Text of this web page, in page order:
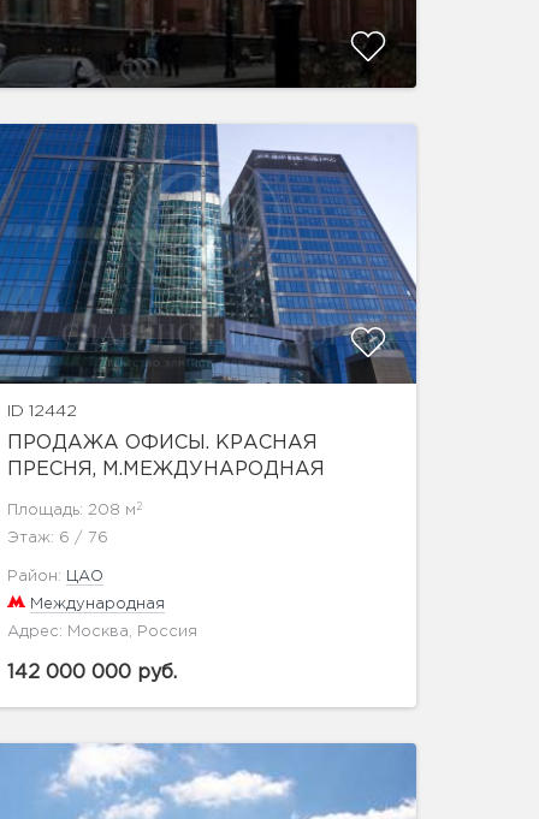
ID 12442
ПРОДАЖА ОФИСЫ. КРАСНАЯ
ПРЕСНЯ, М.МЕЖДУНАРОДНАЯ
Площадь: 208 м 2
Этаж: 6 / 76
Район: ЦАО
Международная
Адрес: Москва, Россия
142 000 000 руб.